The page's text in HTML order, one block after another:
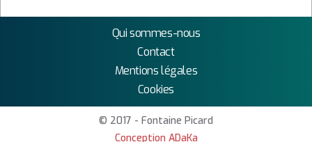
Qui sommes-nous
Contact
Mentions légales
Cookies
© 2017 - Fontaine Picard
Conception ADaKa